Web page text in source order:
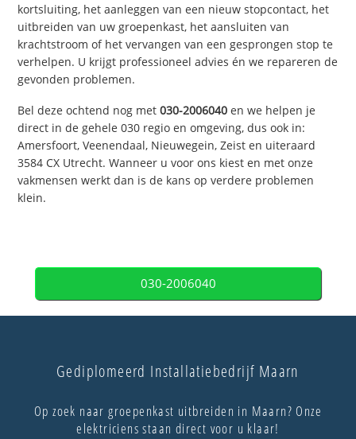
kortsluiting, het aanleggen van een nieuw stopcontact, het
uitbreiden van uw groepenkast, het aansluiten van
krachtstroom of het vervangen van een gesprongen stop te
verhelpen. U krijgt professioneel advies én we repareren de
gevonden problemen.
Bel deze ochtend nog met030-2006040 en we helpen je
direct in de gehele 030 regio en omgeving, dus ook in:
Amersfoort, Veenendaal, Nieuwegein, Zeist en uiteraard
3584 CX Utrecht. Wanneer u voor ons kiest en met onze
vakmensen werkt dan is de kans op verdere problemen
klein.
030-2006040
Gediplomeerd Installatiebedrijf Maarn
Op zoek naar groepenkast uitbreiden in Maarn? Onze
elektriciens staan direct voor u klaar!